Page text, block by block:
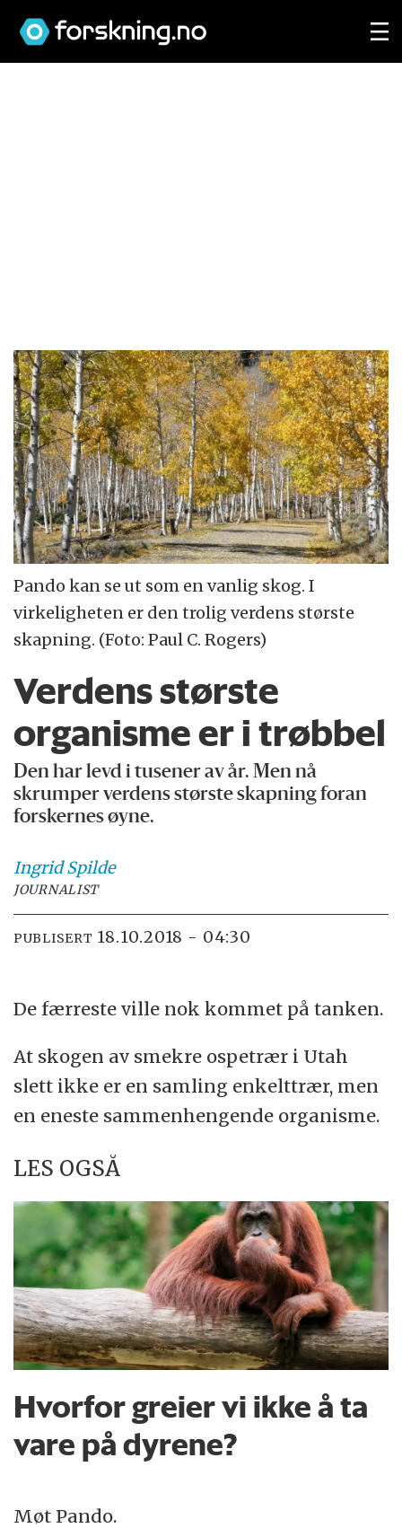
Pando kan se ut som en vanlig skog. I
virkeligheten er den trolig verdens største
skapning. (Foto: Paul C. Rogers)
Verdens største
organisme er i trøbbel
Den har levd i tusener av år. Men nå
skrumper verdens største skapning foran
forskernes øyne.
Ingrid Spilde
JOURNALIST
PUBLISERT 18.10.2018 - 04:30
De færreste ville nok kommet på tanken.
At skogen av smekre ospetrær i Utah
slett ikke er en samling enkelttrær, men
en eneste sammenhengende organisme.
LES OGSÅ
Hvorfor greier vi ikke å ta
vare på dyrene?
Møt Pando.